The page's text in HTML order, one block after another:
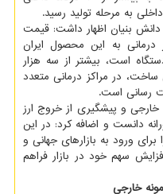
به مرحله تولید رسید.
بنیان اظهار داشت: قیمت
درمانی به این محصول ایران
است، بیشتر از سه هزار
۱۲ کاناله ایران ساخت، در مراکز درمانی متعدد
رسانی است.
خارجی و پیشگیری از خروج ارز
دانست و اضافه کرد: در این
ورود به بازارهای جهانی و
سهم خود در بازار فراهم
خارجی